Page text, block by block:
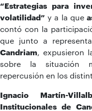
“Estrategias para
volatilidad” y a la que
contó con la
que junto a
Candriam , expusieron
sobre la situación
repercusión en los
Ignacio Martín-
Institucionales de